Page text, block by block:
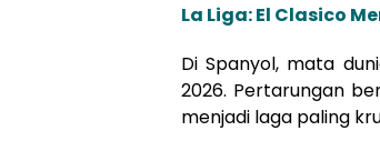
La Liga: El Clasico
Di Spanyol, mata
2026. Pertarungan
menjadi laga paling